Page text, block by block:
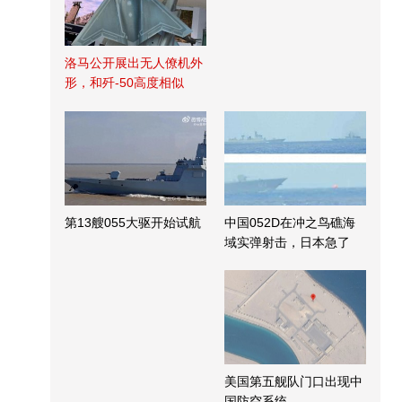
洛马公开展出无人僚机外
形，和歼-50高度相似
第13艘055大驱开始试航
中国052D在冲之鸟礁海
域实弹射击，日本急了
美国第五舰队门口出现中